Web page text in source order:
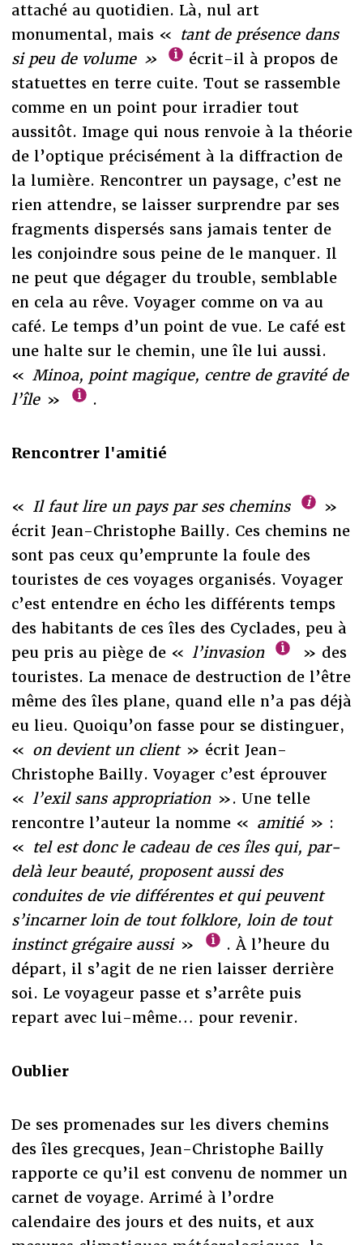
attaché au quotidien. Là, nul art
monumental, mais « tant de présence dans
si peu de volume »
écrit-il à propos de
statuettes en terre cuite. Tout se rassemble
comme en un point pour irradier tout
aussitôt. Image qui nous renvoie à la théorie
de l’optique précisément à la diffraction de
la lumière. Rencontrer un paysage, c’est ne
rien attendre, se laisser surprendre par ses
fragments dispersés sans jamais tenter de
les conjoindre sous peine de le manquer. Il
ne peut que dégager du trouble, semblable
en cela au rêve. Voyager comme on va au
café. Le temps d’un point de vue. Le café est
une halte sur le chemin, une île lui aussi.
« Minoa, point magique, centre de gravité de
l’île » .
Rencontrer l'amitié
« Il faut lire un pays par ses chemins
»
écrit Jean-Christophe Bailly. Ces chemins ne
sont pas ceux qu’emprunte la foule des
touristes de ces voyages organisés. Voyager
c’est entendre en écho les différents temps
des habitants de ces îles des Cyclades, peu à
peu pris au piège de « l’invasion
» des
touristes. La menace de destruction de l’être
même des îles plane, quand elle n’a pas déjà
eu lieu. Quoiqu’on fasse pour se distinguer,
« on devient un client » écrit Jean-
Christophe Bailly. Voyager c’est éprouver
« l’exil sans appropriation». Une telle
rencontre l’auteur la nomme « amitié » :
« tel est donc le cadeau de ces îles qui, par-
delà leur beauté, proposent aussi des
conduites de vie différentes et qui peuvent
s’incarner loin de tout folklore, loin de tout
instinct grégaire aussi »
. À l’heure du
départ, il s’agit de ne rien laisser derrière
soi. Le voyageur passe et s’arrête puis
repart avec lui-même… pour revenir.
Oublier
De ses promenades sur les divers chemins
des îles grecques, Jean-Christophe Bailly
rapporte ce qu’il est convenu de nommer un
carnet de voyage. Arrimé à l’ordre
calendaire des jours et des nuits, et aux